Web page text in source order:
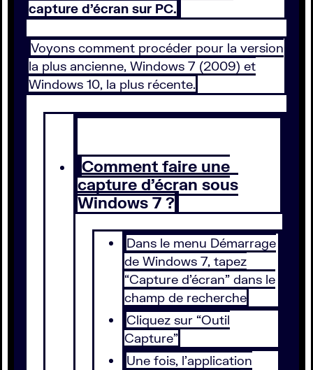
capture d’écran sur PC.
Voyons comment procéder pour la version
la plus ancienne, Windows 7 (2009) et
Windows 10, la plus récente.
Comment faire une
capture d’écran sous
Windows 7 ?
Dans le menu Démarrage
de Windows 7, tapez
“Capture d’écran” dans le
champ de recherche
Cliquez sur “Outil
Capture”
Une fois, l’application